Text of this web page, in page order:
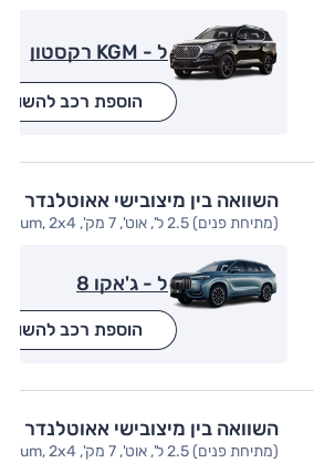
ל - KGM רקסטון
הוספת רכב להשוואה
השוואה בין מיצובישי אאוטלנדר
(מתיחת פנים) 2.5 ל', אוט', 7 מק', Premium, 2x4
ל - ג'אקו 8
הוספת רכב להשוואה
השוואה בין מיצובישי אאוטלנדר
(מתיחת פנים) 2.5 ל', אוט', 7 מק', Premium, 2x4